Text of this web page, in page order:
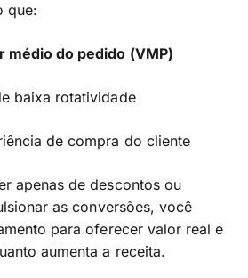
que:
médio do pedido (VMP)
baixa rotatividade
de compra do cliente
apenas de descontos ou
as conversões, você
para oferecer valor real e
aumenta a receita.